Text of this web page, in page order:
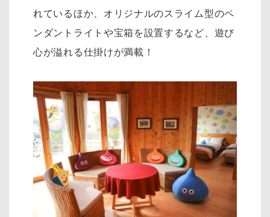
れているほか、オリジナルのスライム型のペ
ンダントライトや宝箱を設置するなど、遊び
心が溢れる仕掛けが満載！